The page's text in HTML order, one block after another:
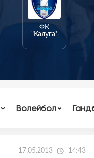
ФК
"Калуга"
Волейбол
17.05.2013 14:43